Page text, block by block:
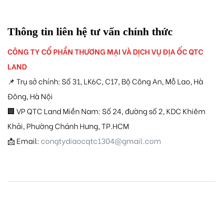
Thông tin liên hệ tư vấn chính thức
CÔNG TY CỔ PHẦN THƯƠNG MẠI VÀ DỊCH VỤ ĐỊA ỐC QTC
LAND
📌 Trụ sở chính: Số 31, LK6C, C17, Bộ Công An, Mỗ Lao, Hà
Đông, Hà Nội
🏢 VP QTC Land Miền Nam: Số 24, đường số 2, KDC Khiêm
Khải, Phường Chánh Hưng, TP.HCM
📩 Email: congtydiaocqtc1304@gmail.com